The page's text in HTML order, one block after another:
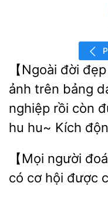
【Ngoài đời
ảnh trên bảng
nghiệp rồi còn
hu hu~ Kích
người
cơ hội được